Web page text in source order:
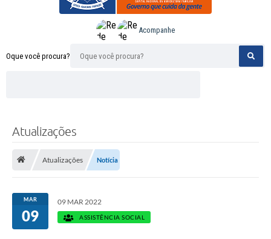
Oque você procura?
Acompanhe
Atualizações
Atualizações Notícia
MAR
09
09 MAR 2022
ASSISTÊNCIA SOCIAL
i